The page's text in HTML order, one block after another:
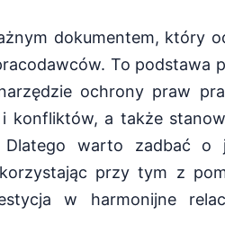
dokumentem, który
To podstawa
ochrony praw
konfliktów, a także
Dlatego warto zadbać o
przy tym z
w harmonijne